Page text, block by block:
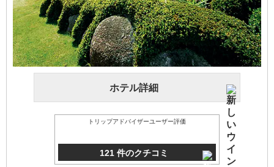
ホテル詳細
トリップアドバイザーユーザー評価
121 件のクチコミ